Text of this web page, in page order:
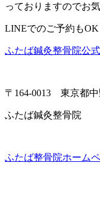
っておりますのでお
LINEでのご予約もOK
ふたば鍼灸整骨院公
〒164-0013 東京都中
ふたば鍼灸整骨院
ふたば整骨院ホーム